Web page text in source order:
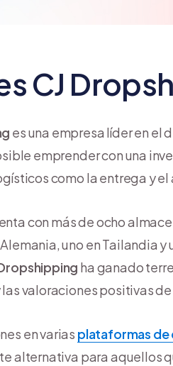
CJ
es una empresa líder en el
emprender con una
como la entrega y
con más de ocho
uno en Tailandia
ha ganado
valoraciones positivas
en varias plataformas
alternativa para aquellos